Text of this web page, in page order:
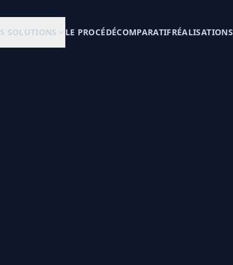
SOLUTIONS LE PROCÉDÉCOMPARATIFRÉALISATIONS